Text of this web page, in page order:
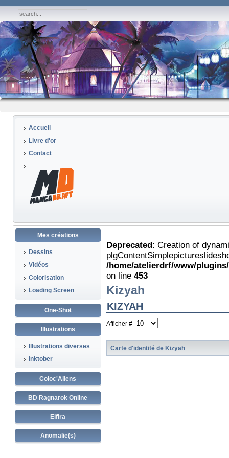
Accueil
Livre d'or
Contact
Mes créations
Dessins
Vidéos
Colorisation
Loading Screen
One-Shot
Illustrations
Illustrations diverses
Inktober
Coloc'Aliens
BD Ragnarok Online
Elfira
Anomalie(s)
Deprecated: Creation of
/home/atelierdrf/www/
on line 453
Kizyah
KIZYAH
Afficher #
Carte d'identité de Kizyah